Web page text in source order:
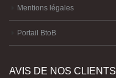
AVIS DE NOS CLIENTS